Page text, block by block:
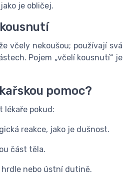
je obličej.
včely nekoušou; používají svá
Pojem „včelí kousnutí“ je
pomoc?
pokud:
reakce, jako je dušnost.
část těla.
nebo ústní dutině.